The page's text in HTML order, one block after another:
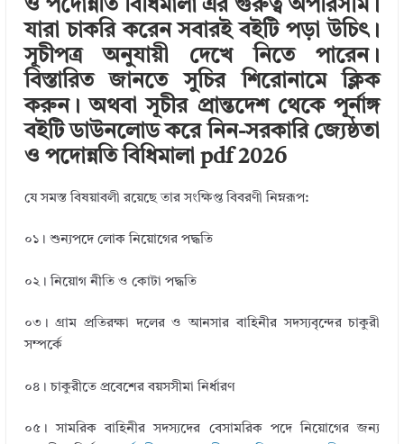
r
dI
n
r
o
o
k
ও পদোন্নতি বিধিমালা এর গুরুত্ব অপরিসীম।
যারা চাকরি করেন সবারই বইটি পড়া উচিৎ।
সূচীপত্র অনুযায়ী দেখে নিতে পারেন।
বিস্তারিত জানতে সুচির শিরোনামে ক্লিক
করুন। অথবা সূচীর প্রান্তদেশ থেকে পূর্নাঙ্গ
বইটি ডাউনলোড করে নিন-সরকারি জ্যেষ্ঠতা
ও পদোন্নতি বিধিমালা pdf 2026
যে সমস্ত বিষয়াবলী রয়েছে তার সংক্ষিপ্ত বিবরণী নিম্নরূপ:
০১। শুন্যপদে লোক নিয়োগের পদ্ধতি
০২। নিয়োগ নীতি ও কোটা পদ্ধতি
০৩। গ্রাম প্রতিরক্ষা দলের ও আনসার বাহিনীর সদস্যবৃন্দের চাকুরী
সম্পর্কে
০৪। চাকুরীতে প্রবেশের বয়সসীমা নির্ধারণ
০৫। সামরিক বাহিনীর সদস্যদের বেসামরিক পদে নিয়োগের জন্য